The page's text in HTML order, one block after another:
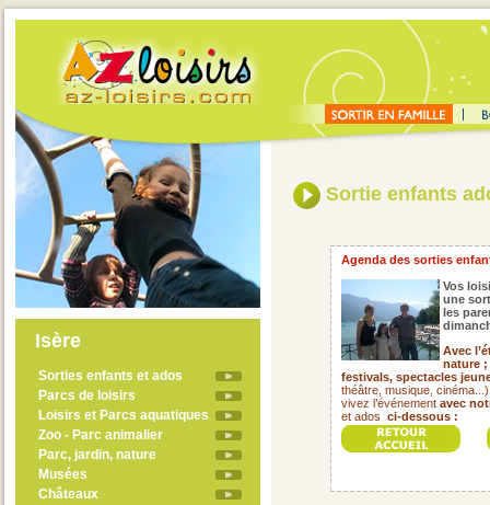
Isère
Sorties enfants et ados
Parcs de loisirs
Loisirs et Parcs aquatiques
Zoo - Parc animalier
Parc, jardin, nature
Musées
Châteaux
Sortie enfants
Agenda des sorties
Vos
une
les
Avec
nature ;
festivals, spectacles
théâtre, musique,
vivez l’événement avec
et ados ci-dessous :